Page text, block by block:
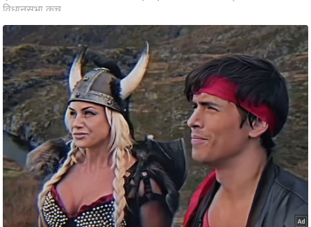
सा
म
यि
क
मा
तृ
भू
मि
स्तं
भ
म